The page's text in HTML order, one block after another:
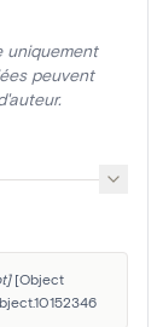
uniquement
peuvent
[Object